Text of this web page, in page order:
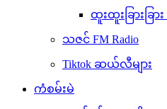
ထူးထူးခြားခြာ
သဇင် FM Radio
Tiktok ဆယ်လီများ
ကံစမ်းမဲ